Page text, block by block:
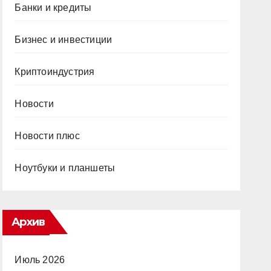
Банки и кредиты
Бизнес и инвестиции
Криптоиндустрия
Новости
Новости плюс
Ноутбуки и планшеты
Архив
Июль 2026